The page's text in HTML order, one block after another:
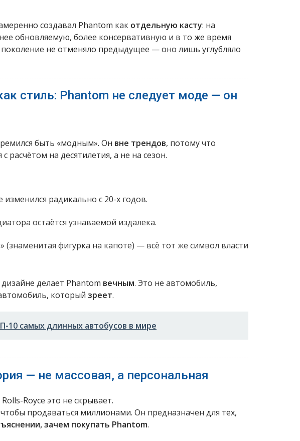
создавал Phantom как отдельную касту: на
обновляемую, более консервативную и в то же время
не отменяло предыдущее — оно лишь углубляло
стиль: Phantom не следует моде — он
быть «модным». Он вне трендов, потому что
расчётом на десятилетия, а не на сезон.
изменился радикально с 20-х годов.
остаётся узнаваемой издалека.
(знаменитая фигурка на капоте) — всё тот же символ власти
делает Phantom вечным. Это не автомобиль,
который зреет.
10 самых длинных автобусов в мире
— не массовая, а персональная
Royce это не скрывает.
продаваться миллионами. Он предназначен для тех,
зачем покупать Phantom.